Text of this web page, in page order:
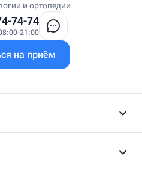
и ортопедии
74-74
21:00
на приём